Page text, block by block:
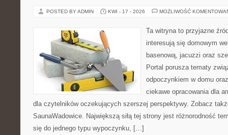
POSTED BY ADMIN KWI - 17 - 2026 MOŻLIWOŚĆ
Ta witryna to przyjazne
interesują się domowym
basenową, jacuzzi oraz
Portal porusza tematy
odpoczynkiem w domu
ciekawe opracowania dla
dla czytelników oczekujących szerszej perspektywy. Zobacz
SaunaWadowice. Największą siłą tej strony jest różnorodność
się do jednego typu wypoczynku, […]